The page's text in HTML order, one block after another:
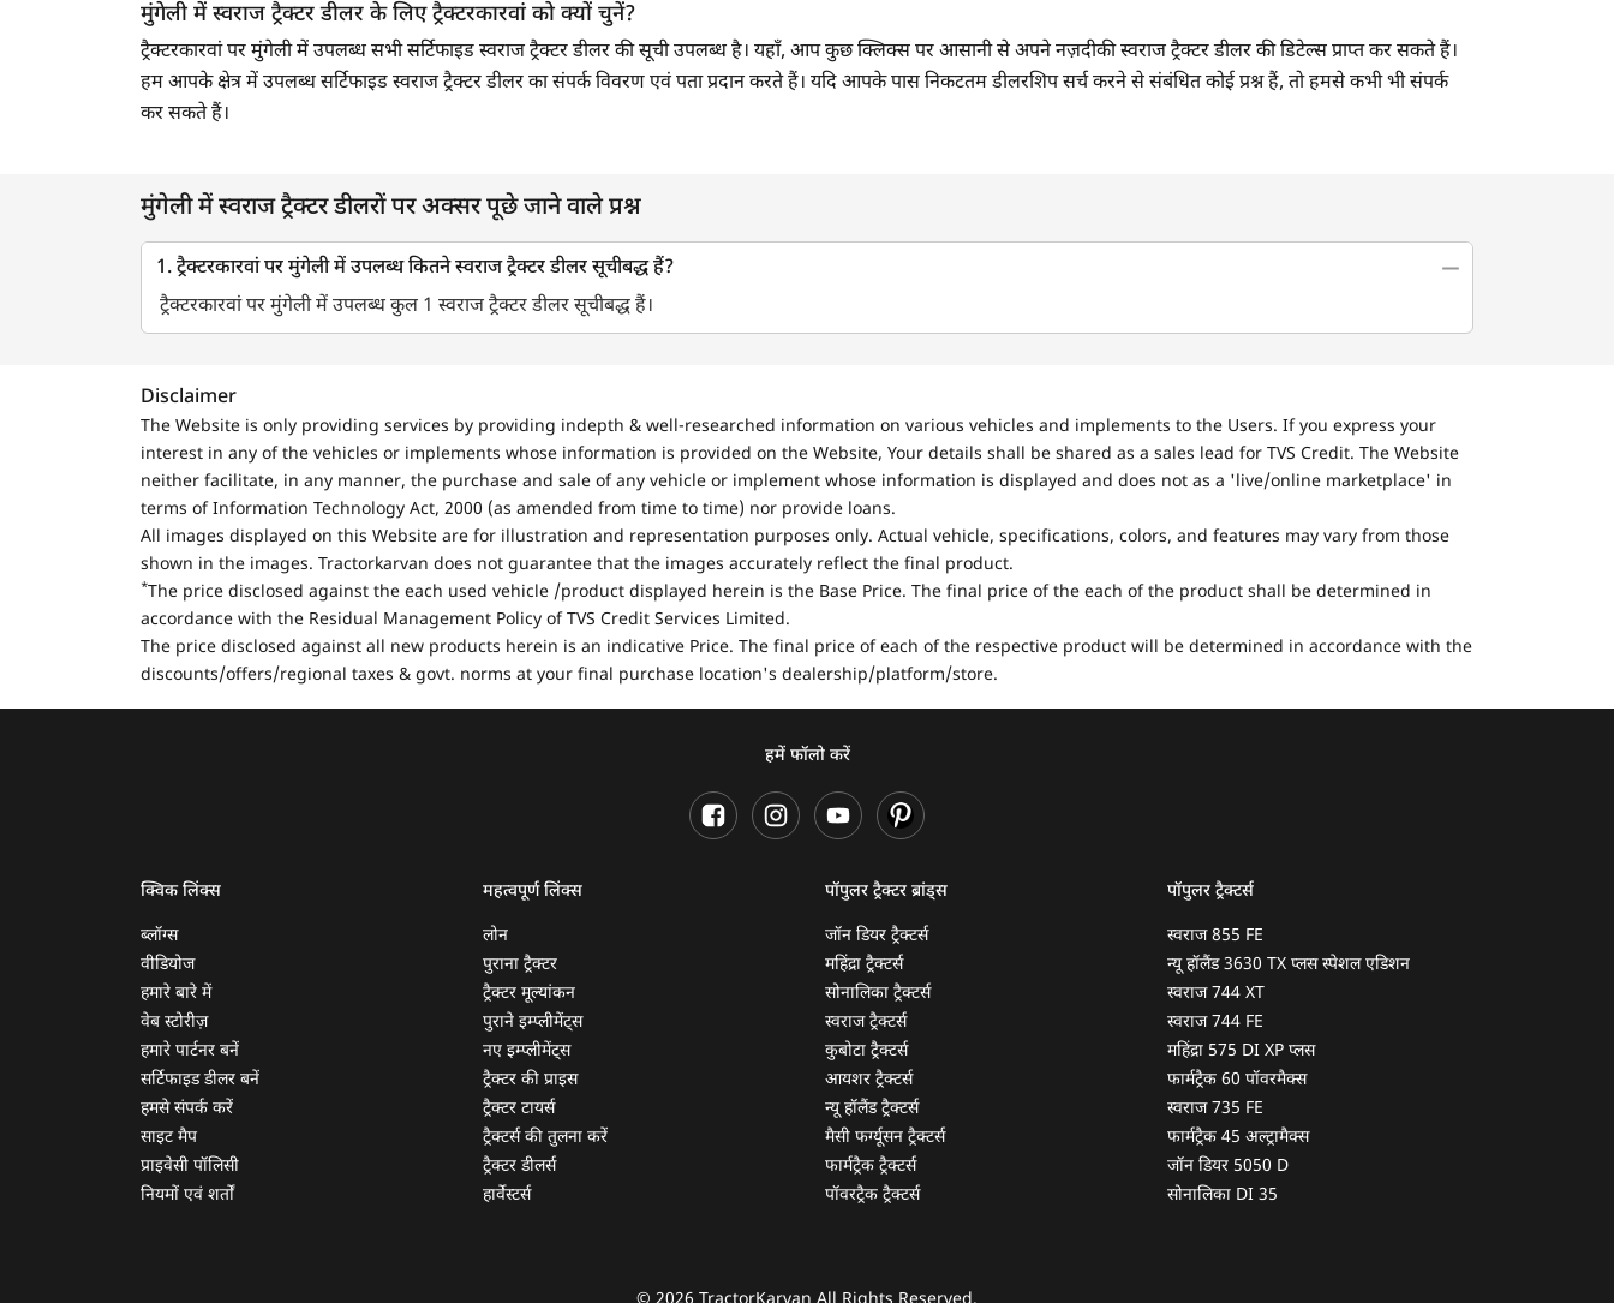
मुंगेली में स्वराज ट्रैक्टर डीलर के लिए ट्रैक्टरकारवां को क्यों चुनें?
ट्रैक्टरकारवां पर मुंगेली में उपलब्ध सभी सर्टिफाइड स्वराज ट्रैक्टर डीलर की सूची उपलब्ध है। यहाँ, आप कुछ क्लिक्स पर आसानी से अपने नज़दीकी स्वराज ट्रैक्टर डीलर की डिटेल्स प्राप्त कर सकते हैं।
हम आपके क्षेत्र में उपलब्ध सर्टिफाइड स्वराज ट्रैक्टर डीलर का संपर्क विवरण एवं पता प्रदान करते हैं। यदि आपके पास निकटतम डीलरशिप सर्च करने से संबंधित कोई प्रश्न हैं, तो हमसे कभी भी संपर्क
कर सकते हैं।
मुंगेली में स्वराज ट्रैक्टर डीलरों पर अक्सर पूछे जाने वाले प्रश्न
1. ट्रैक्टरकारवां पर मुंगेली में उपलब्ध कितने स्वराज ट्रैक्टर डीलर सूचीबद्ध हैं?
ट्रैक्टरकारवां पर मुंगेली में उपलब्ध कुल 1 स्वराज ट्रैक्टर डीलर सूचीबद्ध हैं।
Disclaimer
The Website is only providing services by providing indepth & well-researched information on various vehicles and implements to the Users. If you express your
interest in any of the vehicles or implements whose information is provided on the Website, Your details shall be shared as a sales lead for TVS Credit. The Website
neither facilitate, in any manner, the purchase and sale of any vehicle or implement whose information is displayed and does not as a 'live/online marketplace' in
terms of Information Technology Act, 2000 (as amended from time to time) nor provide loans.
All images displayed on this Website are for illustration and representation purposes only. Actual vehicle, specifications, colors, and features may vary from those
shown in the images. Tractorkarvan does not guarantee that the images accurately reflect the final product.
*The price disclosed against the each used vehicle /product displayed herein is the Base Price. The final price of the each of the product shall be determined in
accordance with the Residual Management Policy of TVS Credit Services Limited.
The price disclosed against all new products herein is an indicative Price. The final price of each of the respective product will be determined in accordance with the
discounts/offers/regional taxes & govt. norms at your final purchase location's dealership/platform/store.
हमें फॉलो करें
क्विक लिंक्स
ब्लॉग्स
वीडियोज
हमारे बारे में
वेब स्टोरीज़
हमारे पार्टनर बनें
सर्टिफाइड डीलर बनें
हमसे संपर्क करें
साइट मैप
प्राइवेसी पॉलिसी
नियमों एवं शर्तों
महत्वपूर्ण लिंक्स
लोन
पुराना ट्रैक्टर
ट्रैक्टर मूल्यांकन
पुराने इम्प्लीमेंट्स
नए इम्प्लीमेंट्स
ट्रैक्टर की प्राइस
ट्रैक्टर टायर्स
ट्रैक्टर्स की तुलना करें
ट्रैक्टर डीलर्स
हार्वेस्टर्स
पॉपुलर ट्रैक्टर ब्रांड्स
जॉन डियर ट्रैक्टर्स
महिंद्रा ट्रैक्टर्स
सोनालिका ट्रैक्टर्स
स्वराज ट्रैक्टर्स
कुबोटा ट्रैक्टर्स
आयशर ट्रैक्टर्स
न्यू हॉलैंड ट्रैक्टर्स
मैसी फर्ग्यूसन ट्रैक्टर्स
फार्मट्रैक ट्रैक्टर्स
पॉवरट्रैक ट्रैक्टर्स
पॉपुलर ट्रैक्टर्स
स्वराज 855 FE
न्यू हॉलैंड 3630 TX प्लस स्पेशल एडिशन
स्वराज 744 XT
स्वराज 744 FE
महिंद्रा 575 DI XP प्लस
फार्मट्रैक 60 पॉवरमैक्स
स्वराज 735 FE
फार्मट्रैक 45 अल्ट्रामैक्स
जॉन डियर 5050 D
सोनालिका DI 35